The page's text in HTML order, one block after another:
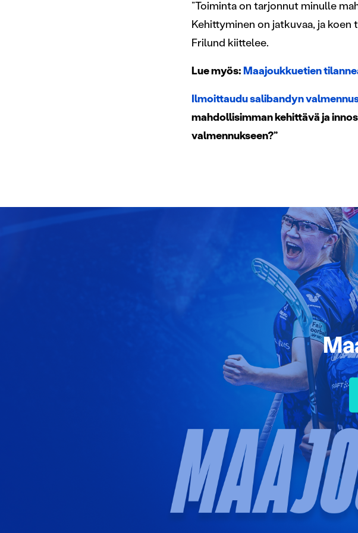
”Toiminta on tarjonnut minulle
Kehittyminen on jatkuvaa, ja
Frilund kiittelee.
Lue myös:Maajoukkuetien
Ilmoittaudu salibandyn
mahdollisimman kehittävä ja
valmennukseen?”